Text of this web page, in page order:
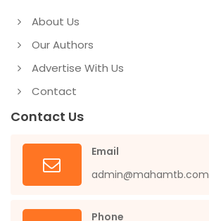
About Us
Our Authors
Advertise With Us
Contact
Contact Us
Email
admin@mahamtb.com
Phone